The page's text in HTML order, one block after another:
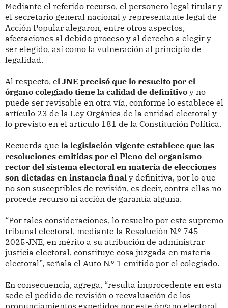
Mediante el referido recurso, el personero legal titular y
el secretario general nacional y representante legal de
Acción Popular alegaron, entre otros aspectos,
afectaciones al debido proceso y al derecho a elegir y
ser elegido, así como la vulneración al principio de
legalidad.
Al respecto, el JNE precisó que lo resuelto por el
órgano colegiado tiene la calidad de definitivoy no
puede ser revisable en otra vía, conforme lo establece el
artículo 23 de la Ley Orgánica de la entidad electoral y
lo previsto en el artículo 181 de la Constitución Política.
Recuerda que la legislación vigente establece que las
resoluciones emitidas por el Pleno del organismo
rector del sistema electoral en materia de elecciones
son dictadas en instancia finaly definitiva, por lo que
no son susceptibles de revisión, es decir, contra ellas no
procede recurso ni acción de garantía alguna.
“Por tales consideraciones, lo resuelto por este supremo
tribunal electoral, mediante la Resolución N.º 745-
2025-JNE, en mérito a su atribución de administrar
justicia electoral, constituye cosa juzgada en materia
electoral”, señala el Auto N.º 1 emitido por el colegiado.
En consecuencia, agrega, “resulta improcedente en esta
sede el pedido de revisión o reevaluación de los